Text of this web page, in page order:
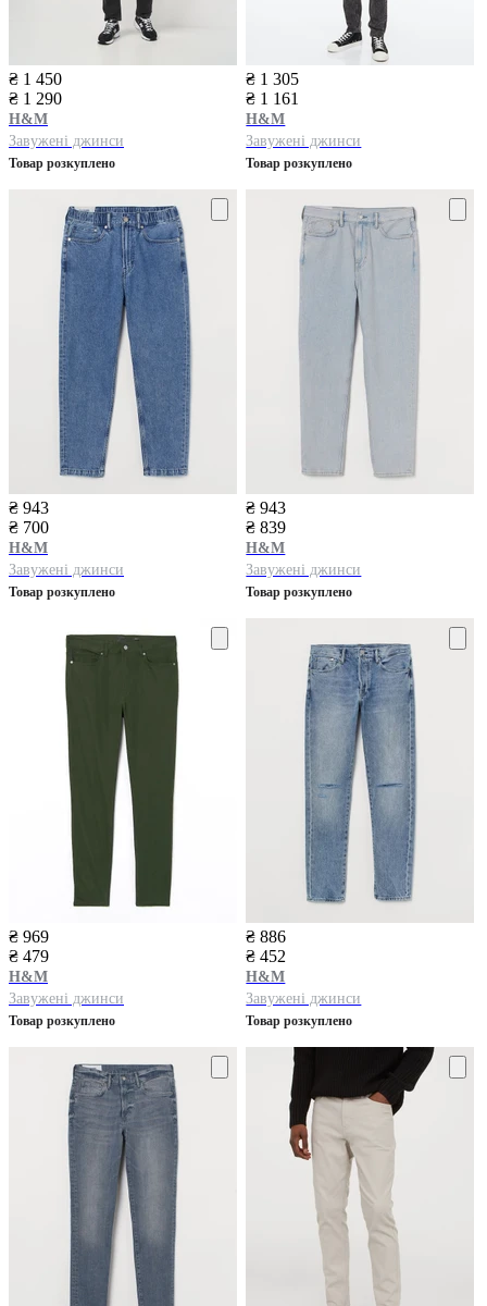
₴ 1 450
₴ 1 290
H&M
Завужені джинси
Товар розкуплено
₴ 1 305
₴ 1 161
H&M
Завужені джинси
Товар розкуплено
₴ 943
₴ 700
H&M
Завужені джинси
Товар розкуплено
₴ 943
₴ 839
H&M
Завужені джинси
Товар розкуплено
₴ 969
₴ 479
H&M
Завужені джинси
Товар розкуплено
₴ 886
₴ 452
H&M
Завужені джинси
Товар розкуплено